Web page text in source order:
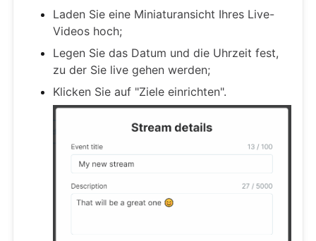
Laden Sie eine Miniaturansicht Ihres Live-
Videos hoch;
Legen Sie das Datum und die Uhrzeit fest,
zu der Sie live gehen werden;
Klicken Sie auf "Ziele einrichten".